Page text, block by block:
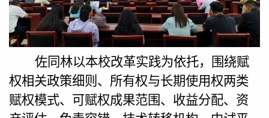
佐同林以本校改革实践为依托，围绕赋
权相关政策细则、所有权与长期使用权两类
赋权模式、可赋权成果范围、收益分配、资